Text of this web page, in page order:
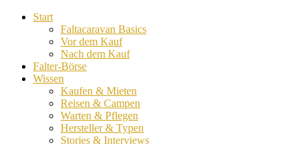
Start
Faltacaravan Basics
Vor dem Kauf
Nach dem Kauf
Falter-Börse
Wissen
Kaufen & Mieten
Reisen & Campen
Warten & Pflegen
Hersteller & Typen
Stories & Interviews